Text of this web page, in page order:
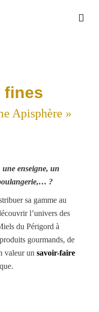
fines
Apisphère »
une enseigne, un
?
sa gamme au
l’univers des
du Périgord à
gourmands, de
valeur un savoir-faire